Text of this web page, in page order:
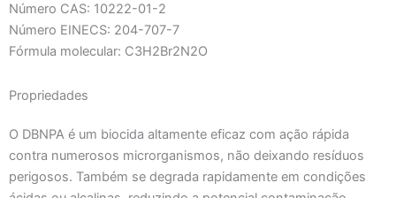
Número CAS: 10222-01-2
Número EINECS: 204-707-7
Fórmula molecular: C3H2Br2N2O
Propriedades
O DBNPA é um biocida altamente eficaz com ação rápida
contra numerosos microrganismos, não deixando resíduos
perigosos. Também se degrada rapidamente em condições